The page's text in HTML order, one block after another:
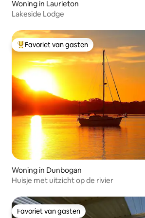
Woning in Laurieton
Lakeside Lodge
Topfavoriet van gasten
Favoriet van gasten
Woning in Dunbogan
Huisje met uitzicht op de rivier
Favoriet van gasten
Favoriet van gasten